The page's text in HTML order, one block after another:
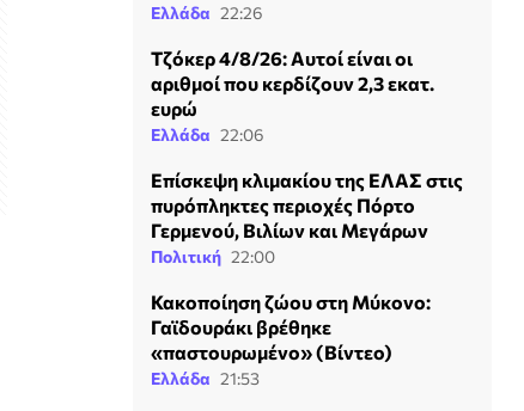
Ελλάδα 22:26
Τζόκερ 4/8/26: Αυτοί είναι οι
αριθμοί που κερδίζουν 2,3 εκατ.
ευρώ
Ελλάδα 22:06
Επίσκεψη κλιμακίου της ΕΛΑΣ στις
πυρόπληκτες περιοχές Πόρτο
Γερμενού, Βιλίων και Μεγάρων
Πολιτική 22:00
Κακοποίηση ζώου στη Μύκονο:
Γαϊδουράκι βρέθηκε
«παστουρωμένο» (Βίντεο)
Ελλάδα 21:53